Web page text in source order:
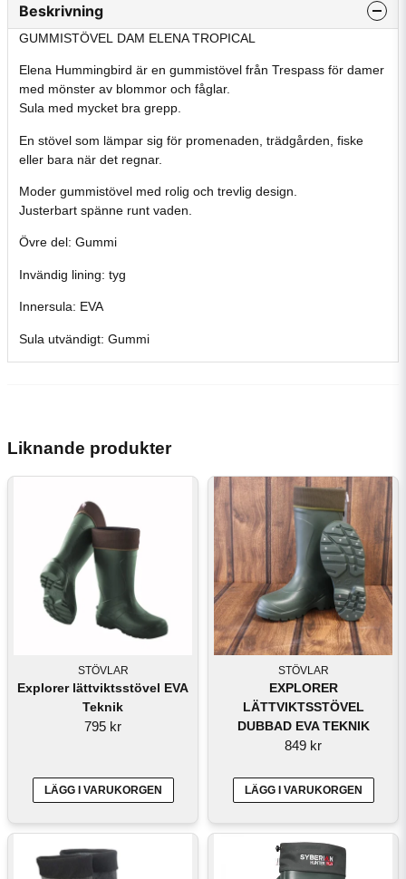
Beskrivning
GUMMISTÖVEL DAM ELENA TROPICAL
Elena Hummingbird är en gummistövel från Trespass för damer
med mönster av blommor och fåglar.
Sula med mycket bra grepp.
En stövel som lämpar sig för promenaden, trädgården, fiske
eller bara när det regnar.
Moder gummistövel med rolig och trevlig design.
Justerbart spänne runt vaden.
Övre del: Gummi
Invändig lining: tyg
Innersula: EVA
Sula utvändigt: Gummi
Liknande produkter
STÖVLAR
Explorer lättviktsstövel EVA
Teknik
795 kr
LÄGG I VARUKORGEN
STÖVLAR
EXPLORER
LÄTTVIKTSSTÖVEL
DUBBAD EVA TEKNIK
849 kr
LÄGG I VARUKORGEN